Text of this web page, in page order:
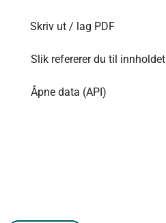
Skriv ut / lag PDF
Slik refererer du til innholdet
Åpne data (API)